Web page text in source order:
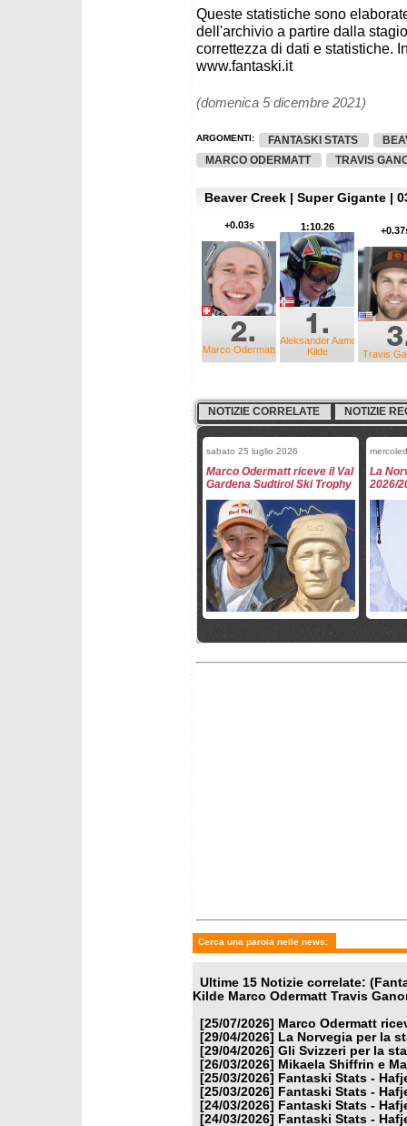
Queste statistiche sono
dell'archivio a partire dalla
correttezza di dati e statistiche.
www.fantaski.it
(domenica 5 dicembre 2021)
ARGOMENTI: FANTASKI STATS
MARCO ODERMATT
TRAVIS
Beaver Creek | Super Gigante |
Aleksander Aamodt
Kilde
1:10.26
Marco Odermatt
+0.03s
Travis
NOTIZIE CORRELATE NOTIZIE
sabato 25 luglio 2026
Marco Odermatt riceve il Val
Gardena Sudtirol Ski Trophy
La
2026/
Odermatt Paperoni della
-
Cerca una parola nelle news:
Ultime 15 Notizie correlate:
Kilde Marco Odermatt Travis
[25/07/2026] Marco Odermatt
[29/04/2026]
La Norvegia per la
[29/04/2026] Gli Svizzeri per la
[26/03/2026] Mikaela Shiffrin e
[25/03/2026]
Fantaski Stats -
[25/03/2026]
Fantaski Stats -
[24/03/2026]
Fantaski Stats -
[24/03/2026]
Fantaski Stats -